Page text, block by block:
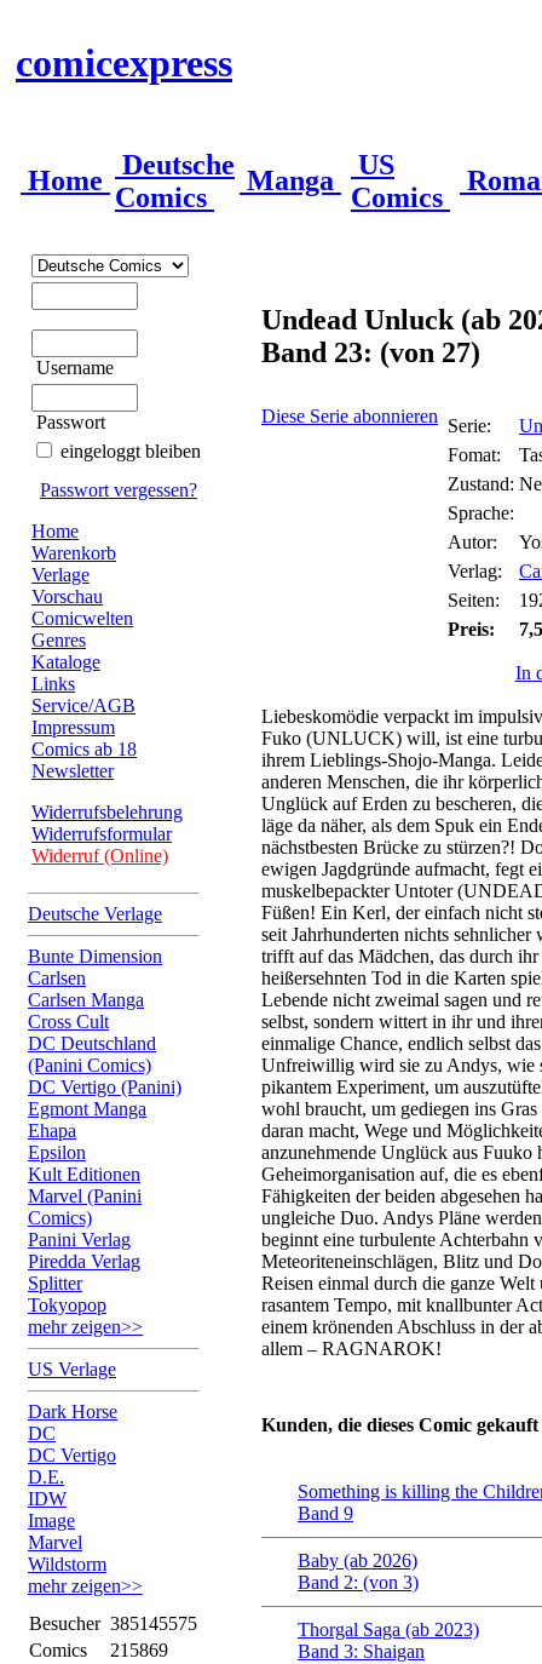
comicexpress
Home
Deutsche
Comics
Manga
US
Comics
Username
Passwort
eingeloggt bleiben
Passwort vergessen?
Home
Warenkorb
Verlage
Vorschau
Comicwelten
Genres
Kataloge
Links
Service/AGB
Impressum
Comics ab 18
Newsletter
Widerrufsbelehrung
Widerrufsformular
Widerruf (Online)
Deutsche Verlage
Bunte Dimension
Carlsen
Carlsen Manga
Cross Cult
DC Deutschland
(Panini Comics)
DC Vertigo (Panini)
Egmont Manga
Ehapa
Epsilon
Kult Editionen
Marvel (Panini
Comics)
Panini Verlag
Piredda Verlag
Splitter
Tokyopop
mehr zeigen>>
US Verlage
Dark Horse
DC
DC Vertigo
D.E.
IDW
Image
Marvel
Wildstorm
mehr zeigen>>
Besucher 385145575
Comics
215869
Undead Unluck (ab
Band 23: (von 27)
Diese Serie abonnieren Serie:
Fomat:
Zustand:
Sprache:
Autor:
Verlag:
Seiten:
Preis:
In
Liebeskomödie verpackt im
Fuko (UNLUCK) will, ist eine
ihrem Lieblings-Shojo-Manga.
anderen Menschen, die ihr
Unglück auf Erden zu bescheren,
läge da näher, als dem Spuk ein
nächstbesten Brücke zu stürzen?!
ewigen Jagdgründe aufmacht, fegt
muskelbepackter Untoter
Füßen! Ein Kerl, der einfach nicht
seit Jahrhunderten nichts sehnlicher
trifft auf das Mädchen, das durch
heißersehnten Tod in die Karten
Lebende nicht zweimal sagen und
selbst, sondern wittert in ihr und
einmalige Chance, endlich selbst
Unfreiwillig wird sie zu Andys, wie
pikantem Experiment, um
wohl braucht, um gediegen ins
daran macht, Wege und
anzunehmende Unglück aus Fuuko
Geheimorganisation auf, die es
Fähigkeiten der beiden abgesehen
ungleiche Duo. Andys Pläne
beginnt eine turbulente Achterbahn
Meteoriteneinschlägen, Blitz und
Reisen einmal durch die ganze
rasantem Tempo, mit knallbunter
einem krönenden Abschluss in der
allem – RAGNAROK!
Kunden, die dieses Comic
Something is killing the
Band 9
Baby (ab 2026)
Band 2: (von 3)
Thorgal Saga (ab 2023)
Band 3: Shaigan